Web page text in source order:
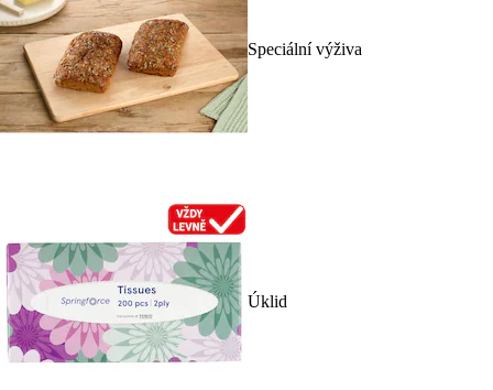
Speciální výživa
Úklid